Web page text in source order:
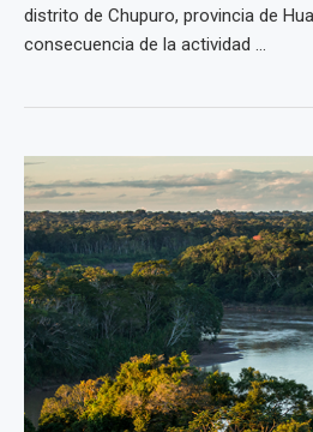
distrito de Chupuro, provincia de
consecuencia de la actividad ...